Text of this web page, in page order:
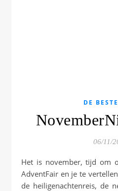
DE
06/11/
Het is november, tijd om ons te verheugen op de
AdventFair en je te
de heiligenachtenreis, de